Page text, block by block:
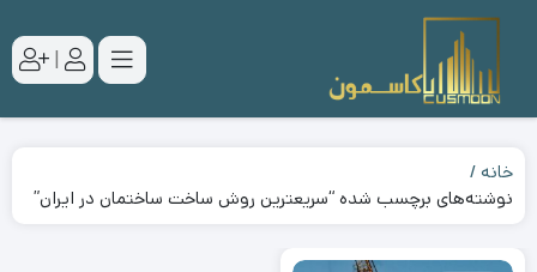
|
خانه
نوشته‌های برچسب شده “سریعترین روش ساخت ساختمان در ایران”